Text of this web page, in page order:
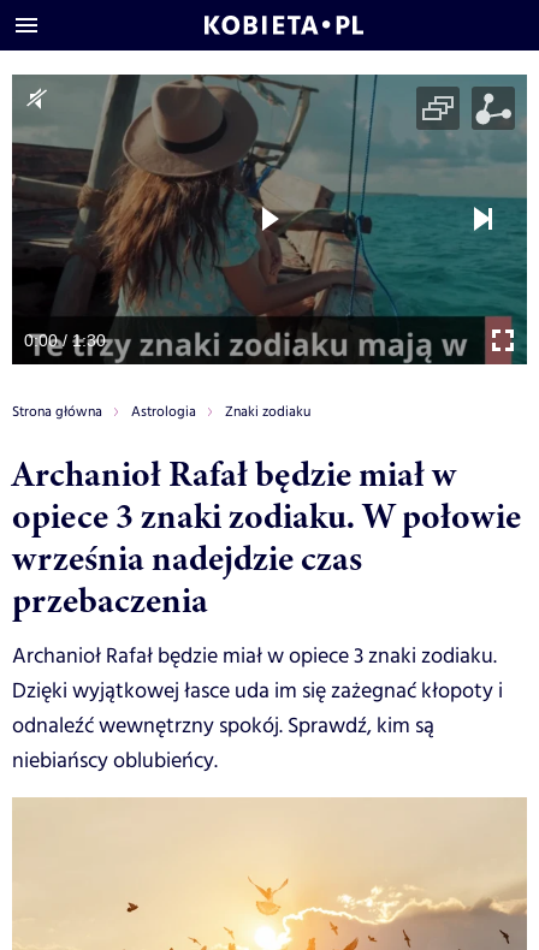
0:00 / 1:30
Strona główna Astrologia Znaki zodiaku
Archanioł Rafał będzie miał w
opiece 3 znaki zodiaku. W połowie
września nadejdzie czas
przebaczenia
Archanioł Rafał będzie miał w opiece 3 znaki zodiaku.
Dzięki wyjątkowej łasce uda im się zażegnać kłopoty i
odnaleźć wewnętrzny spokój. Sprawdź, kim są
niebiańscy oblubieńcy.